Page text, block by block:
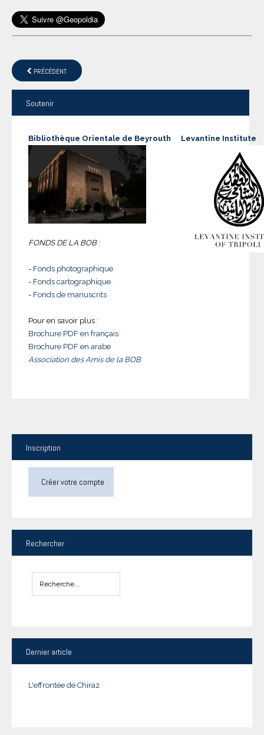
PRÉCÉDENT
Soutenir
Bibliothèque Orientale de Beyrouth
FONDS DE LA BOB :
- Fonds photographique
- Fonds cartographique
- Fonds de manuscrits
Pour en savoir plus :
Brochure PDF en français
Brochure PDF en arabe
Association des Amis de la BOB
Levantine Institute
Inscription
Créer votre compte
Rechercher
Dernier article
L'effrontée de Chiraz